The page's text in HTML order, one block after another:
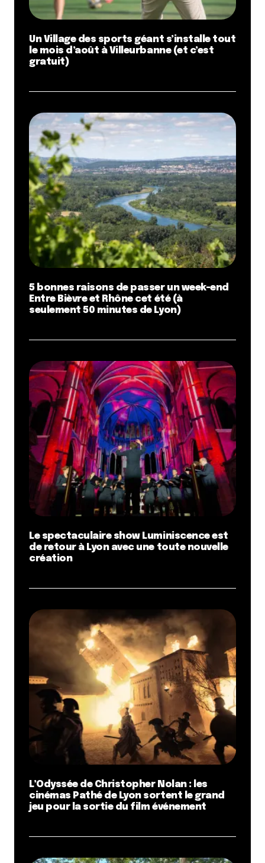
Un Village des sports géant s’installe tout
le mois d’août à Villeurbanne (et c’est
gratuit)
5 bonnes raisons de passer un week-end
Entre Bièvre et Rhône cet été (à
seulement 50 minutes de Lyon)
Le spectaculaire show Luminiscence est
de retour à Lyon avec une toute nouvelle
création
L’Odyssée de Christopher Nolan : les
cinémas Pathé de Lyon sortent le grand
jeu pour la sortie du film événement